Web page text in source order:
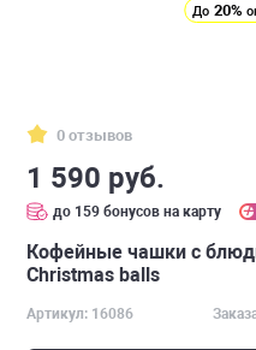
До 20%
0 отзывов
1 590 руб.
до 159 бонусов на карту
Кофейные чашки с
Christmas balls
Артикул: 16086